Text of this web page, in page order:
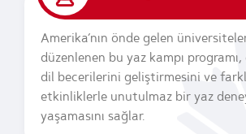
Amerika’nın önde gelen
düzenlenen bu yaz kampı
dil becerilerini geliştirmesini ve
etkinliklerle unutulmaz bir yaz
yaşamasını sağlar.